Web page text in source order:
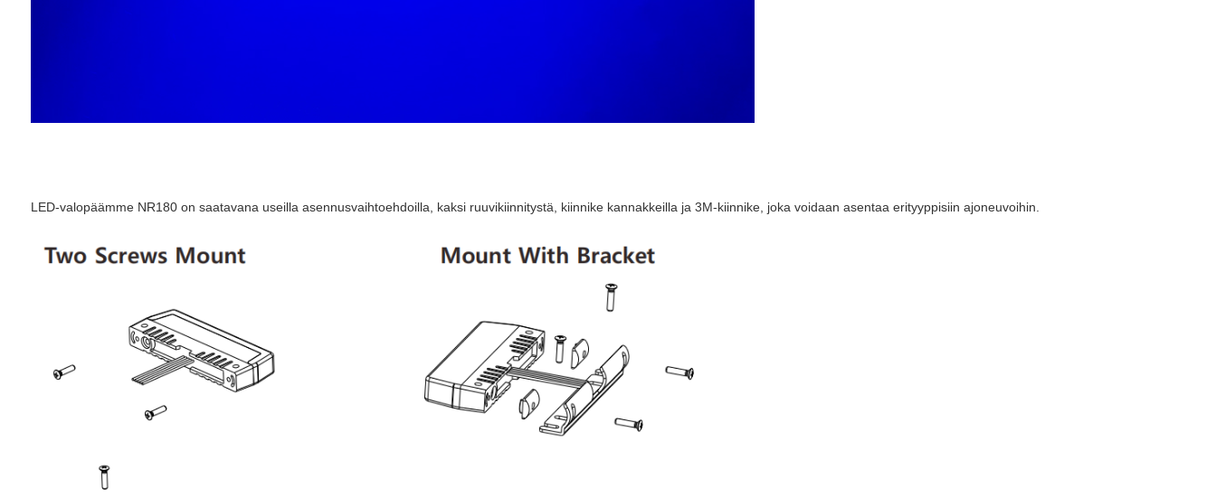
LED-valopäämme NR180 on saatavana useilla asennusvaihtoehdoilla, kaksi ruuvikiinnitystä, kiinnike kannakkeilla ja 3M-kiinnike, joka voidaan asentaa erityyppisiin ajoneuvoihin.